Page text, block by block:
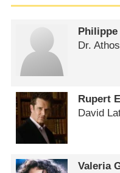
Dr.
Rupert
David
Valeria